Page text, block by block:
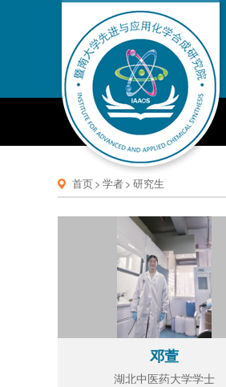
首页> 学者> 研究生
邓萱
湖北中医药大学学士